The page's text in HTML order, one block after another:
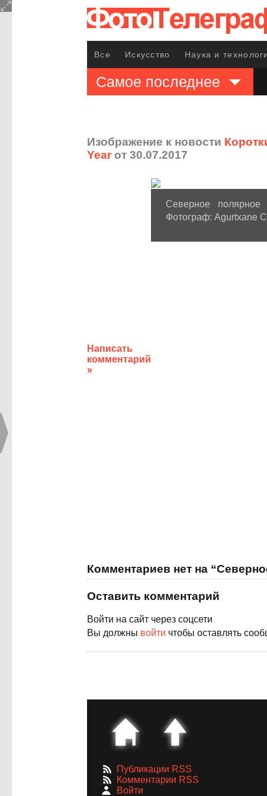
Все Искусство Наука и
Самое последнее
Изображение к новости
Year от 30.07.2017
Написать
комментарий
»
Северное
Фотограф: Agurtxane
Комментариев нет на
Оставить комментарий
Войти на сайт через соцсети
Вы должны войти чтобы оставлять
Публикации RSS
Комментарии RSS
Войти